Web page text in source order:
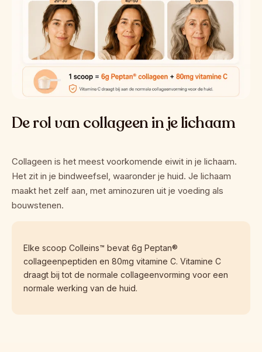
De rol van collageen in je lichaam
Collageen is het meest voorkomende eiwit in je lichaam.
Het zit in je bindweefsel, waaronder je huid. Je lichaam
maakt het zelf aan, met aminozuren uit je voeding als
bouwstenen.
Elke scoop Colleins™ bevat 6g Peptan®
collageenpeptiden en 80mg vitamine C. Vitamine C
draagt bij tot de normale collageenvorming voor een
normale werking van de huid.